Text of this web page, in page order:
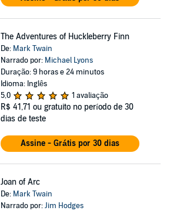
The Adventures of Huckleberry Finn
De: Mark Twain
Narrado por: Michael Lyons
Duração: 9 horas e 24 minutos
Idioma: Inglês
5,0
1 avaliação
R$ 41,71 ou gratuito no período de 30
dias de teste
Assine - Grátis por 30 dias
Joan of Arc
De: Mark Twain
Narrado por:Jim Hodges